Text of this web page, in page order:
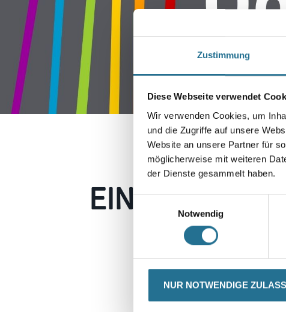
Zustimmung
Diese Webseite verwendet
Wir verwenden Cookies, um
und die Zugriffe auf unsere
Website an unsere Partner für
möglicherweise mit weiteren
der Dienste gesammelt haben.
Notwendig
NUR NOTWENDIGE
EIN KLEINER
Keine Sorge, wir
Erkunden Sie in